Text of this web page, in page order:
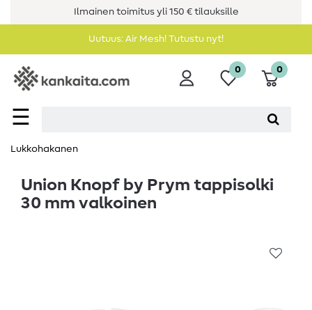
Ilmainen toimitus yli 150 € tilauksille
Uutuus: Air Mesh! Tutustu nyt!
☰
0 0
Lukkohakanen
Union Knopf by Prym tappisolki
30 mm valkoinen